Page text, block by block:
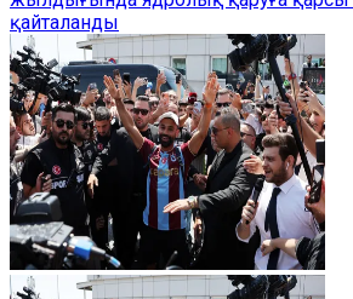
қайталанды